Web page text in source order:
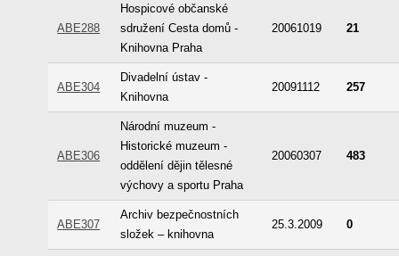
ABE288
Hospicové občanské
sdružení Cesta domů -
Knihovna Praha
20061019 21
ABE304
Divadelní ústav -
Knihovna
20091112 257
ABE306
Národní muzeum -
Historické muzeum -
oddělení dějin tělesné
výchovy a sportu Praha
20060307 483
ABE307
Archiv bezpečnostních
složek – knihovna
25.3.2009 0